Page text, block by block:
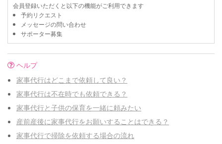
会員登録いただくと以下の機能がご利用できます
予約リクエスト
メッセージの問い合わせ
サポーター募集
ヘルプ
家事代行はどこまで依頼して良い？
家事代行は不在時でも依頼できる？
家事代行と子供の保育を一緒に頼みたい
産前産後に家事代行をお願いすることはできる？
家事代行で掃除を依頼する場合の流れ